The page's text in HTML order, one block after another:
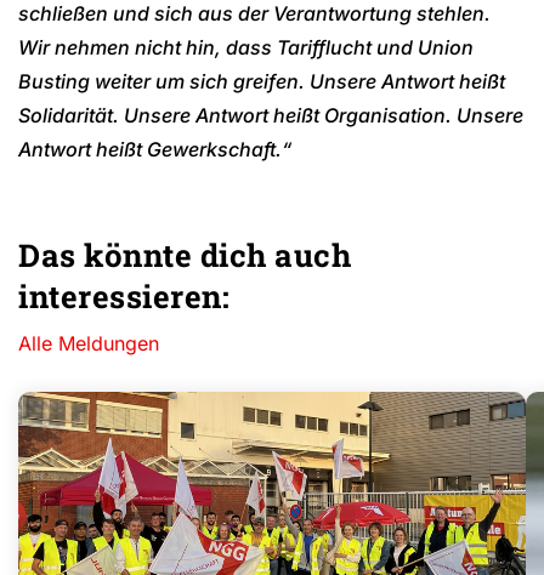
schließen und sich aus der Verantwortung stehlen.
Wir nehmen nicht hin, dass Tarifflucht und Union
Busting weiter um sich greifen. Unsere Antwort heißt
Solidarität. Unsere Antwort heißt Organisation. Unsere
Antwort heißt Gewerkschaft.“
Das könnte dich auch
interessieren:
Alle Meldungen